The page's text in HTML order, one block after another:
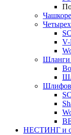
Шланги
НЕСТИНГ и